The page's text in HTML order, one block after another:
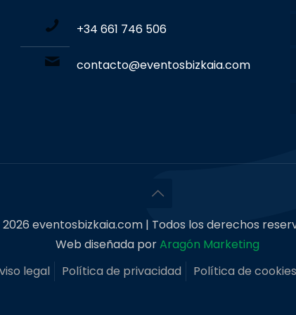
+34 661 746 506
contacto@eventosbizkaia.com
eventosbizkaia.com | Todos los derechos
Web diseñada porAragón Marketing
legal
Política de privacidad Política de